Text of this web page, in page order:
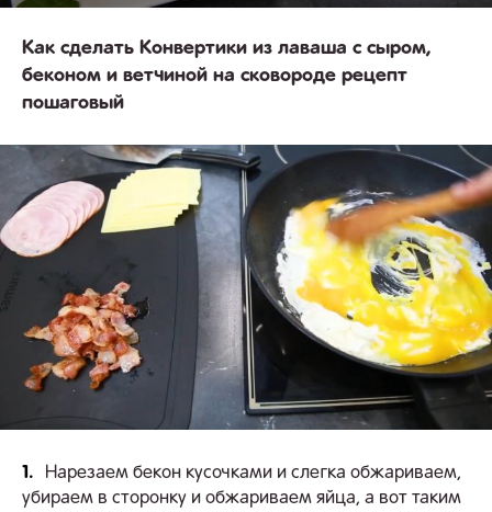
Как сделать Конвертики из лаваша с сыром,
беконом и ветчиной на сковороде рецепт
пошаговый
1.
Нарезаем бекон кусочками и слегка обжариваем,
убираем в сторонку и обжариваем яйца, а вот таким